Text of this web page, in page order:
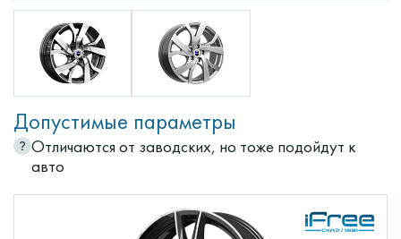
Допустимые параметры
Отличаются от заводских, но тоже подойдут к
авто